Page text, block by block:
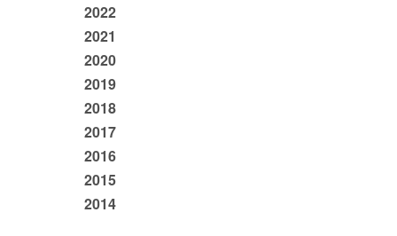
2022
2021
2020
2019
2018
2017
2016
2015
2014